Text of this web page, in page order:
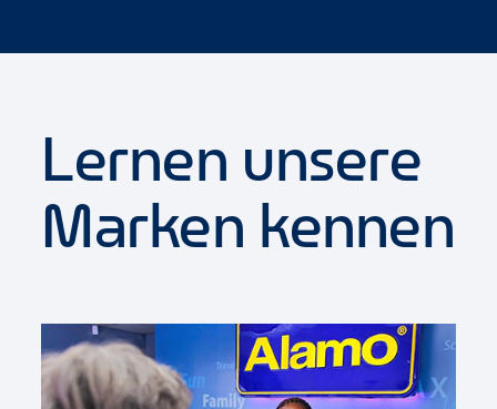
Lernen unsere
Marken kennen